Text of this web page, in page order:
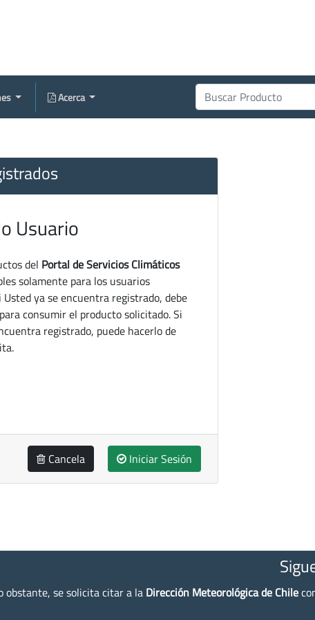
Acerca
Usuario
del Portal de Servicios Climáticos
solamente para los usuarios
Usted ya se encuentra registrado, debe
consumir el producto solicitado. Si
registrado, puede hacerlo de
Cancela Iniciar Sesión
obstante, se solicita citar a la Dirección Meteorológica de Chile